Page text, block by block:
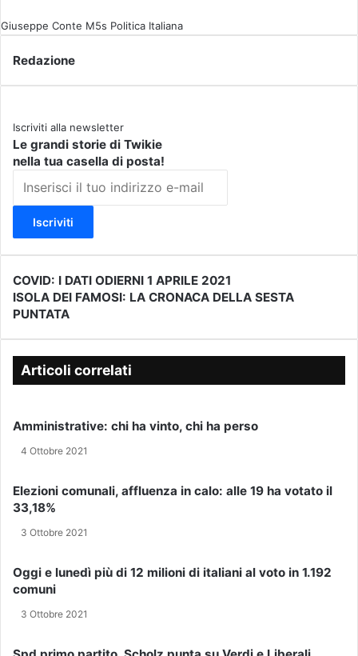
Giuseppe Conte M5s Politica Italiana
Redazione
Iscriviti alla newsletter
Le grandi storie di Twikie
nella tua casella di posta!
s
s
c
i
n
i
z
-
m
l
C
O
V
T
I
E
I
COVID: I DATI ODIERNI 1 APRILE 2021
I
S
F
S
I
A
A
ISOLA DEI FAMOSI: LA CRONACA DELLA SESTA
PUNTATA
Articoli correlati
Amministrative: chi ha vinto, chi ha perso
4 Ottobre 2021
Elezioni comunali, affluenza in calo: alle 19 ha votato il
33,18%
3 Ottobre 2021
Oggi e lunedì più di 12 milioni di italiani al voto in 1.192
comuni
3 Ottobre 2021